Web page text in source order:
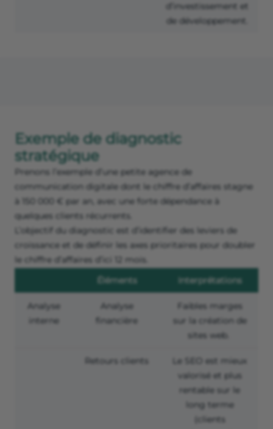
d’investissement et
de développement.
Exemple de diagnostic
stratégique
Prenons l’exemple d’une petite agence de
communication digitale dont le chiffre d’affaires stagne
à 150 000 € par an, avec une forte dépendance à
quelques clients récurrents.
L’objectif du diagnostic est d’identifier des leviers de
croissance et de définir les axes prioritaires pour doubler
le chiffre d’affaires d’ici 12 mois.
Éléments
Interprétations
Analyse
interne
Analyse
financière
Faibles marges
sur la création de
sites web.
Retours clients
Le SEO est mieux
valorisé et plus
rentable sur le
long terme
(clients